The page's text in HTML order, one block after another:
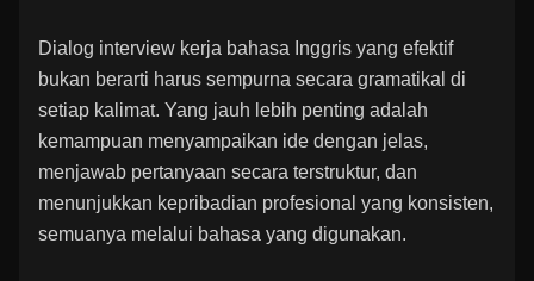
Dialog interview kerja bahasa Inggris yang efektif
bukan berarti harus sempurna secara gramatikal di
setiap kalimat. Yang jauh lebih penting adalah
kemampuan menyampaikan ide dengan jelas,
menjawab pertanyaan secara terstruktur, dan
menunjukkan kepribadian profesional yang konsisten,
semuanya melalui bahasa yang digunakan.